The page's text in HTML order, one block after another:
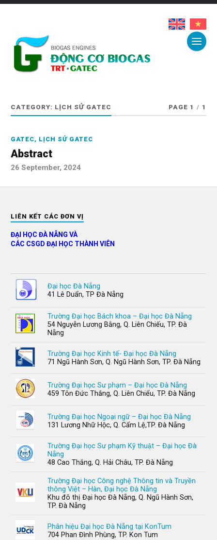
CATEGORY: LỊCH SỬ GATEC PAGE 1 / 1
GATEC, LỊCH SỬ GATEC
Abstract
26 September, 2024
LIÊN KẾT CÁC ĐƠN VỊ
ĐẠI HỌC ĐÀ NẴNG VÀ
CÁC CSGD ĐẠI HỌC THÀNH VIÊN
Đại học Đà Nẵng
41 Lê Duẩn, TP Đà Nẵng
Trường Đại học Bách khoa – Đại học Đà Nẵng
54 Nguyễn Lương Bằng, Q. Liên Chiếu, TP. Đà
Nẵng
Trường Đại học Kinh tế- Đại học Đà Nẵng
71 Ngũ Hành Sơn, Q. Ngũ Hành Sơn, TP. Đà Nẵng
Trường Đại học Sư phạm – Đại học Đà Nẵng
459 Tôn Đức Thắng, Q. Liên Chiểu, TP. Đà Nẵng
Trường Đại học Ngoại ngữ – Đại học Đà Nẵng
131 Lương Nhữ Hộc, Q. Cẩm Lệ,TP. Đà Nẵng
Trường Đại học Sư phạm Kỹ thuật – Đại học Đà
Nẵng
48 Cao Thắng, Q. Hải Châu, TP. Đà Nẵng
Trường Đại học Công nghệ Thông tin và Truyền
thông Việt – Hàn, Đại học Đà Nẵng
Khu đô thị Đại học Đà Nẵng, Q. Ngũ Hành Sơn,
TP. Đà Nẵng
Phân hiệu Đại học Đà Nẵng tại KonTum
704 Phan Đình Phùng, TP. Kon Tum